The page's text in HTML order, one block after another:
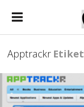
Apptrackr Etiket